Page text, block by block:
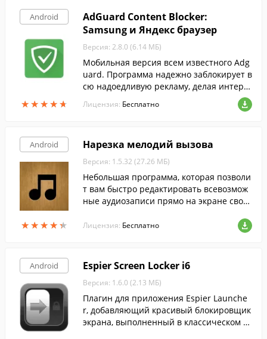
и отдыхаете.
Android
★★★★★
★★★★★
AdGuard Content Blocker:
Samsung и Яндекс браузер
Версия: 2.8.0 (6.14 МБ)
Мобильная версия всем известного Adg
uard. Программа надежно заблокирует в
сю надоедливую рекламу, делая интерн
ет-сёрфинг с вашего Android-гаджета е
щё приятнее.
Лицензия: Бесплатно
Android
★★★★★
★★★★★
Нарезка мелодий вызова
Версия: 1.5.32 (27.26 МБ)
Небольшая программа, которая позволи
т вам быстро редактировать всевозмож
ные аудиозаписи прямо на экране своег
Лицензия: Бесплатно
Android Espier Screen Locker i6
Версия: 1.6.0 (2.13 МБ)
Плагин для приложения Espier Launche
r, добавляющий красивый блокировщик
экрана, выполненный в классическом A